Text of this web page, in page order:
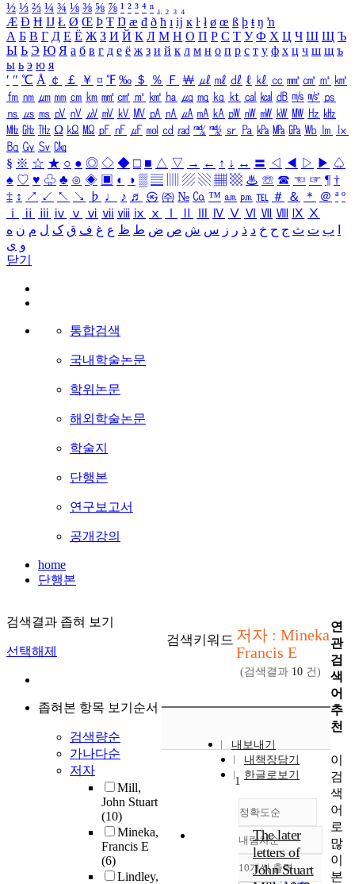
½ ⅓ ⅔ ¼ ¾ ⅛ ⅜ ⅝ ⅞ ¹ ² ³ ⁴ ⁿ ₁ ₂ ₃ ₄
Æ Ð Ħ Ĳ Ł Ø Œ Þ Ŧ Ŋ æ đ ð ħ ı ĳ ĸ ŀ ł ø œ ß þ ŧ ŋ ŉ
А Б В Г Д Е Ё Ж З И Й К Л М Н О П Р С Т У Ф Х Ц Ч Ш Щ Ъ
Ы Ь Э Ю Я а б в г д е ё ж з и й к л м н о п р с т у ф х ц ч ш щ ъ
ы ь э ю я
′ ″ ℃ Å ￠ ￡ ￥ ¤ ℉ ‰ ＄ ％ Ｆ ￦ ㎕ ㎖ ㎗ ℓ ㎘ ㏄ ㎣ ㎤ ㎥ ㎦
㎙ ㎚ ㎛ ㎜ ㎝ ㎞ ㎟ ㎠ ㎡ ㎢ ㏊ ㎍ ㎎ ㎏ ㏏ ㎈ ㎉ ㏈ ㎧ ㎨ ㎰
㎱ ㎲ ㎳ ㎴ ㎵ ㎶ ㎷ ㎸ ㎹ ㎀ ㎁ ㎂ ㎃ ㎄ ㎺ ㎻ ㎽ ㎾ ㎿ ㎐ ㎑
㎒ ㎓ ㎔ Ω ㏀ ㏁ ㎊ ㎋ ㎌ ㏖ ㏅ ㎭ ㎮ ㎯ ㏛ ㎩ ㎪ ㎫ ㎬ ㏝ ㏐
㏓
㏃ ㏉ ㏜ ㏆
§ ※ ☆ ★ ○ ● ◎ ◇ ◆ □ ■ △ ▽ → ← ↑ ↓ ↔ 〓 ◁ ◀ ▷ ▶ ♤
♠ ♡ ♥ ♧ ♣ ⊙ ◈ ▣ ◐ ◑ ▒ ▤ ▨ ▧ ▦ ▩ ♨ ☏ ☎ ☜ ☞ ¶ †
‡ ↕ ↗ ↙ ↖ ↘ ♭ ♩ ♪ ♬ ㉿ ㈜ № ㏇ ™ ㏂ ㏘ ℡ ＃ ＆ ＊ ＠ ª º
ⅰ
ⅱ ⅲ ⅳ ⅴ ⅵ ⅶ ⅷ ⅸ ⅹ Ⅳ Ⅴ Ⅵ Ⅶ Ⅷ Ⅸ Ⅹ
ب ت ث ج ح خ د ذ ر ز س ش ص ض ط ظ ع غ ف ق ک ل م ن ه
و ی
닫기
통합검색
국내학술논문
학위논문
해외학술논문
학술지
단행본
연구보고서
공개강의
home
단행본
검색결과 좁혀 보기
선택해제
좁혀본 항목 보기순서
검색량순
가나다순
저자
Mill,
John Stuart
(10)
Mineka,
Francis E
(6)
Lindley,
검색키워드 저자 : Mineka
Francis E
(검색결과 10 건)
내보내기
내책장담기
한글로보기
정확도순
정확도
순
인기도
내림차순
내림차순
10개씩 출력
1
The later
letters of
John Stuart
연
관
검
색
어
추
천
이
검
색
어
로
많
이
본